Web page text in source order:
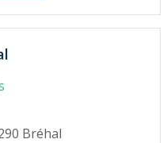
Bréhal